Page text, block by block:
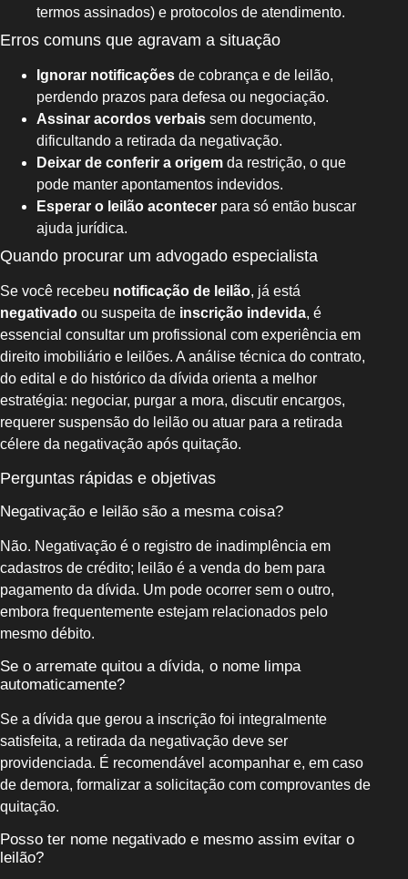
termos assinados) e protocolos de atendimento.
Erros comuns que agravam a situação
Ignorar notificações de cobrança e de leilão,
perdendo prazos para defesa ou negociação.
Assinar acordos verbais sem documento,
dificultando a retirada da negativação.
Deixar de conferir a origem da restrição, o que
pode manter apontamentos indevidos.
Esperar o leilão acontecer para só então buscar
ajuda jurídica.
Quando procurar um advogado especialista
Se você recebeu notificação de leilão, já está
negativado ou suspeita de inscrição indevida, é
essencial consultar um profissional com experiência em
direito imobiliário e leilões. A análise técnica do contrato,
do edital e do histórico da dívida orienta a melhor
estratégia: negociar, purgar a mora, discutir encargos,
requerer suspensão do leilão ou atuar para a retirada
célere da negativação após quitação.
Perguntas rápidas e objetivas
Negativação e leilão são a mesma coisa?
Não. Negativação é o registro de inadimplência em
cadastros de crédito; leilão é a venda do bem para
pagamento da dívida. Um pode ocorrer sem o outro,
embora frequentemente estejam relacionados pelo
mesmo débito.
Se o arremate quitou a dívida, o nome limpa
automaticamente?
Se a dívida que gerou a inscrição foi integralmente
satisfeita, a retirada da negativação deve ser
providenciada. É recomendável acompanhar e, em caso
de demora, formalizar a solicitação com comprovantes de
quitação.
Posso ter nome negativado e mesmo assim evitar o
leilão?